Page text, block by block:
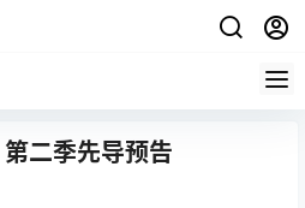
二季先导预告